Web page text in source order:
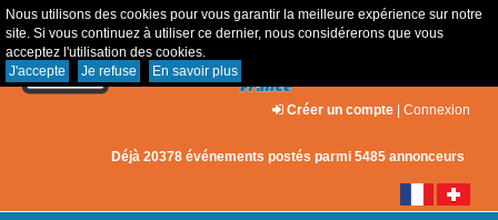
Nous utilisons des cookies pour vous garantir la meilleure expérience sur notre
site. Si vous continuez à utiliser ce dernier, nous considérerons que vous
acceptez l'utilisation des cookies.
J'accepte
Je refuse En savoir plus
Créer un compte | Connexion
Déjà 20378 événements postés parmi 5485 annonceurs